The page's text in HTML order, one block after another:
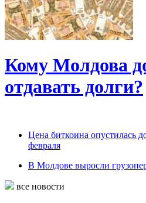
Кому Молдова
отдавать долги?
Цена биткоина опустилась
февраля
В Молдове выросли
все новости